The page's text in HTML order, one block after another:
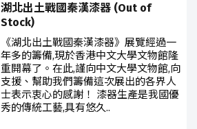
湖北出土戰國秦漢漆器 (Out of
Stock)
《湖北出土戰國秦漢漆器》展覽經過一
年多的籌備,現於香港中文大學文物館隆
重開幕了。在此,謹向中文大學文物館,向
支援、幫助我們籌備這次展出的各界人
士表示衷心的感謝！ 漆器生產是我國優
秀的傳統工藝,具有悠久..